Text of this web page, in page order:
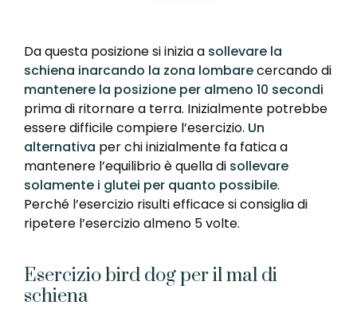
Da questa posizione si inizia a sollevare la
schiena inarcando la zona lombarecercando di
mantenere la posizione per almeno 10 secondi
prima di ritornare a terra. Inizialmente potrebbe
essere difficile compiere l’esercizio. Un
alternativa per chi inizialmente fa fatica a
mantenere l’equilibrio è quella di sollevare
solamente i glutei per quanto possibile.
Perché l’esercizio risulti efficace si consiglia di
ripetere l’esercizio almeno 5 volte.
Esercizio bird dog per il mal di
schiena